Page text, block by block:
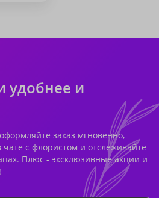
удобнее и
заказ мгновенно,
чате с флористом и отслеживайте
Плюс - эксклюзивные акции и